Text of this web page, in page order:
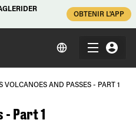
OBTENIR L'APP
VOLCANOES AND PASSES - PART 1
- Part 1